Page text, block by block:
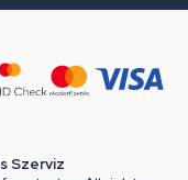
Szerviz